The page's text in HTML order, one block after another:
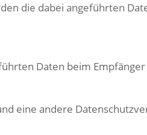
die dabei angeführten
Daten beim
eine andere